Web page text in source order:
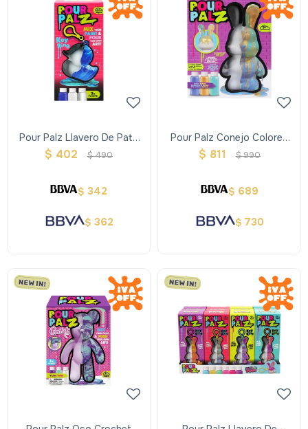
Pour Palz Llavero De Pato
Colores Surtidos
$ 402 $490
$ 342
$ 362
Pour Palz Conejo Colores
Surtidos
$ 811 $990
$ 689
$ 730